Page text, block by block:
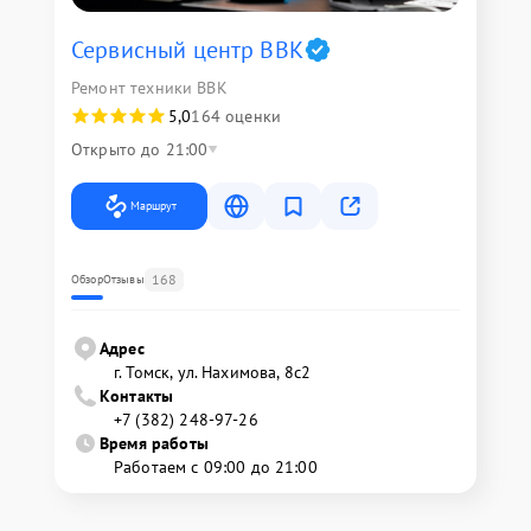
Сервисный центр BBK
Ремонт техники BBK
5,0164 оценки
Открыто до 21:00
Маршрут
ОбзорОтзывы 168
Адрес
г. Томск, ул. Нахимова, 8с2
Контакты
+7 (382) 248-97-26
Время работы
Работаем с 09:00 до 21:00